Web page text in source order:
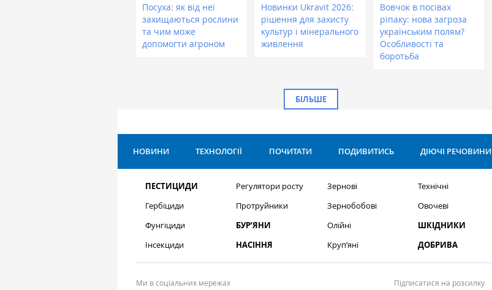
Посуха: як від неї
захищаються рослини
та чим може
допомогти агроном
Новинки Ukravit 2026:
рішення для захисту
культур і мінерального
живлення
Вовчок в посівах
ріпаку: нова загроза
українським полям?
Особливості та
боротьба
БІЛЬШЕ
НОВИНИ ТЕХНОЛОГІЇ ПОЧИТАТИ ПОДИВИТИСЬ ДІЮЧІ РЕЧОВИНИ
ПЕСТИЦИДИ
Гербіциди
Фунгіциди
Інсекциди
Регулятори росту
Протруйники
БУР’ЯНИ
НАСІННЯ
Зернові
Зернобобові
Олійні
Круп’яні
Технічні
Овочеві
ШКІДНИКИ
ДОБРИВА
Ми в соціальних мережах Підписатися на розсилку